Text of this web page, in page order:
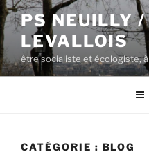
Aller
au
contenu
principal
PS NEUILLY
LEVALLOIS
être socialiste et écologiste,
CATÉGORIE : BLOG